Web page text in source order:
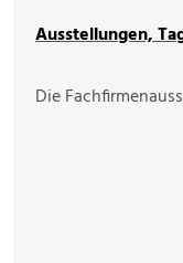
Ausstellungen,
Die